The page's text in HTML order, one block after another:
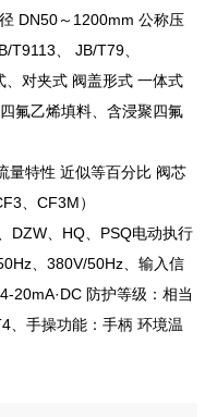
DN50～1200mm 公称压
T9113、 JB/T79、
对夹式 阀盖形式 一体式
氟乙烯填料、含浸聚四氟
量特性 近似等百分比 阀芯
、CF3M）
DZW、HQ、PSQ电动执行
、380V/50Hz、输入信
20mA·DC 防护等级：相当
、手操功能：手柄 环境温